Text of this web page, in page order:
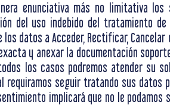
enunciativa más no limitativa los
del uso indebido del tratamiento
datos a Acceder, Rectificar, Cancelar
y anexar la documentación
los casos podremos atender su
seguir tratando sus datos
implicará que no le